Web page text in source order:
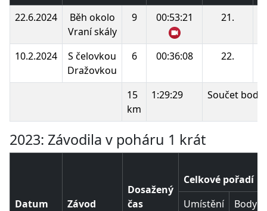
22.6.2024
Běh okolo
Vraní skály
9 00:53:21 21.
10.2.2024
S čelovkou
Dražovkou
6 00:36:08 22.
15
km
1:29:29 Součet bodů:
2023: Závodila v poháru 1 krát
Datum Závod
Dosažený
čas
Celkové pořadí
Umístění
Body